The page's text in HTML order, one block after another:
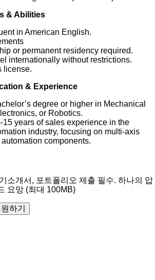
& Abilities
in American English.
or permanent residency required.
internationally without restrictions.
license.
& Experience
degree or higher in Mechanical
or Robotics.
15 years of sales experience in the
industry, focusing on multi-axis
components.
소개서, 포트폴리오 제출 필수. 하나의 압
요망 (최대 100MB)